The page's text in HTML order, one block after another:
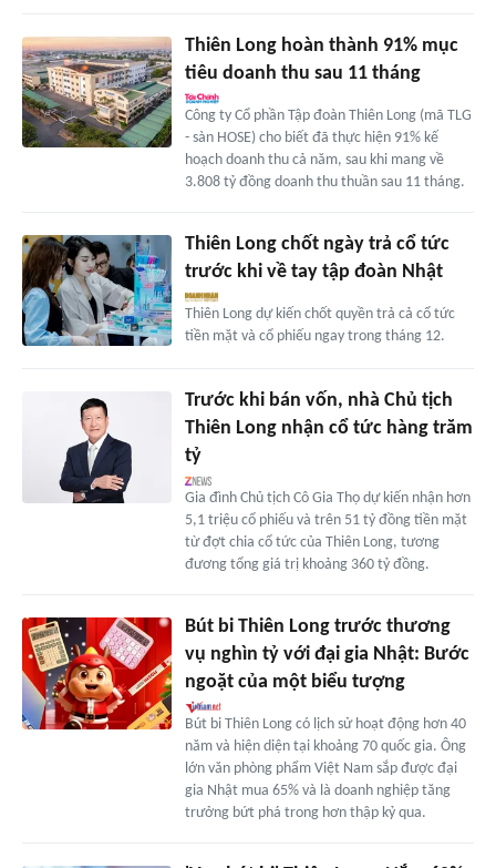
Thiên Long hoàn thành 91% mục
tiêu doanh thu sau 11 tháng
Công ty Cổ phần Tập đoàn Thiên Long (mã TLG
- sàn HOSE) cho biết đã thực hiện 91% kế
hoạch doanh thu cả năm, sau khi mang về
3.808 tỷ đồng doanh thu thuần sau 11 tháng.
Thiên Long chốt ngày trả cổ tức
trước khi về tay tập đoàn Nhật
Thiên Long dự kiến chốt quyền trả cả cổ tức
tiền mặt và cổ phiếu ngay trong tháng 12.
Trước khi bán vốn, nhà Chủ tịch
Thiên Long nhận cổ tức hàng trăm
tỷ
Gia đình Chủ tịch Cô Gia Thọ dự kiến nhận hơn
5,1 triệu cổ phiếu và trên 51 tỷ đồng tiền mặt
từ đợt chia cổ tức của Thiên Long, tương
đương tổng giá trị khoảng 360 tỷ đồng.
Bút bi Thiên Long trước thương
vụ nghìn tỷ với đại gia Nhật: Bước
ngoặt của một biểu tượng
Bút bi Thiên Long có lịch sử hoạt động hơn 40
năm và hiện diện tại khoảng 70 quốc gia. Ông
lớn văn phòng phẩm Việt Nam sắp được đại
gia Nhật mua 65% và là doanh nghiệp tăng
trưởng bứt phá trong hơn thập kỷ qua.